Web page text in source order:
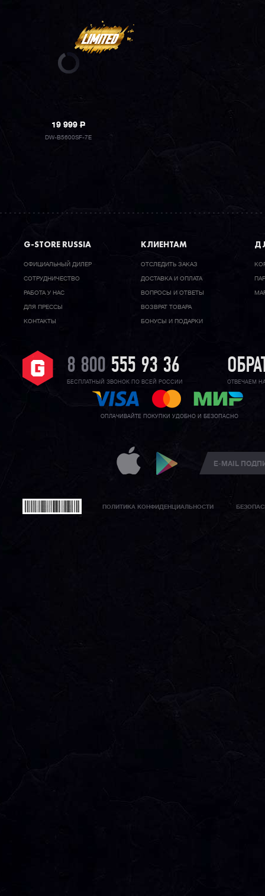
19 999P
DW-B5600SF-7E
G-STORE RUSSIA
ОФИЦИАЛЬНЫЙ ДИЛЕР
CОТРУДНИЧЕСТВО
РАБОТА У НАС
ДЛЯ ПРЕССЫ
КОНТАКТЫ
КЛИЕНТАМ
ОТСЛЕДИТЬ ЗАКАЗ
ДОСТАВКА И ОПЛАТА
ВОПРОСЫ И ОТВЕТЫ
ВОЗВРАТ ТОВАРА
БОНУСЫ И ПОДАРКИ
8 800 555 93 36
БЕСПЛАТНЫЙ ЗВОНОК ПО ВСЕЙ РОССИИ ОТВЕЧАЕМ
ОПЛАЧИВАЙТЕ ПОКУПКИ УДОБНО И БЕЗОПАСНО
ПОЛИТИКА КОНФИДЕНЦИАЛЬНОСТИ